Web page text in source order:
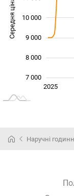
Середня ціна 10 000
7 000
8 000
9 000
10 000
L
Січ. 2025
Лип.
2027
2025
Наручні